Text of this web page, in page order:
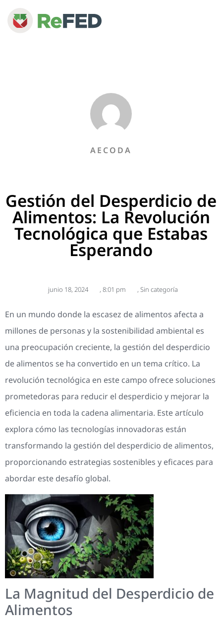
AECODA
Gestión del Desperdicio de
Alimentos: La Revolución
Tecnológica que Estabas
Esperando
junio 18, 2024 , 8:01 pm , Sin categoría
En un mundo donde la escasez de alimentos afecta a
millones de personas y la sostenibilidad ambiental es
una preocupación creciente, la gestión del desperdicio
de alimentos se ha convertido en un tema crítico. La
revolución tecnológica en este campo ofrece soluciones
prometedoras para reducir el desperdicio y mejorar la
eficiencia en toda la cadena alimentaria. Este artículo
explora cómo las tecnologías innovadoras están
transformando la gestión del desperdicio de alimentos,
proporcionando estrategias sostenibles y eficaces para
abordar este desafío global.
La Magnitud del Desperdicio de
Alimentos